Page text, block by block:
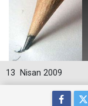
13 Nisan 2009